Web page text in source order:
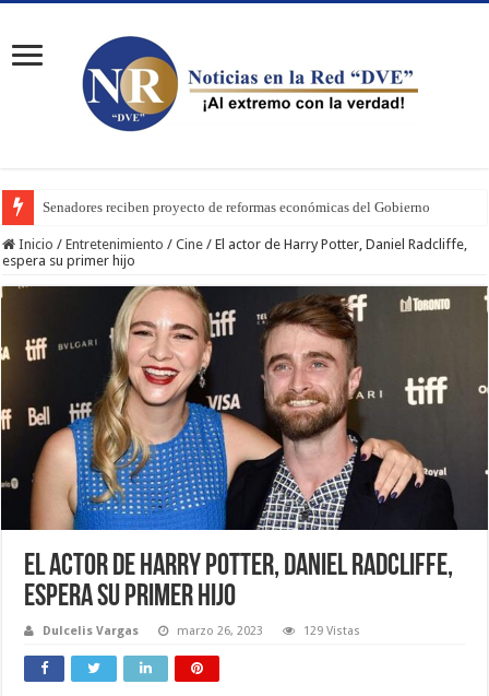
Senadores reciben proyecto de reformas económicas del Gobierno
Inicio / Entretenimiento / Cine / El actor de Harry Potter, Daniel Radcliffe,
espera su primer hijo
El actor de Harry Potter, Daniel Radcliffe,
espera su primer hijo
Dulcelis Vargas marzo 26, 2023 129 Vistas